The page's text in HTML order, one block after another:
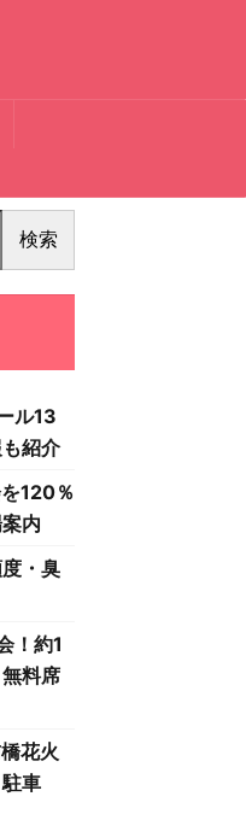
検索
ル13
紹介
120％
内
・臭
！約1
料席
花火
車